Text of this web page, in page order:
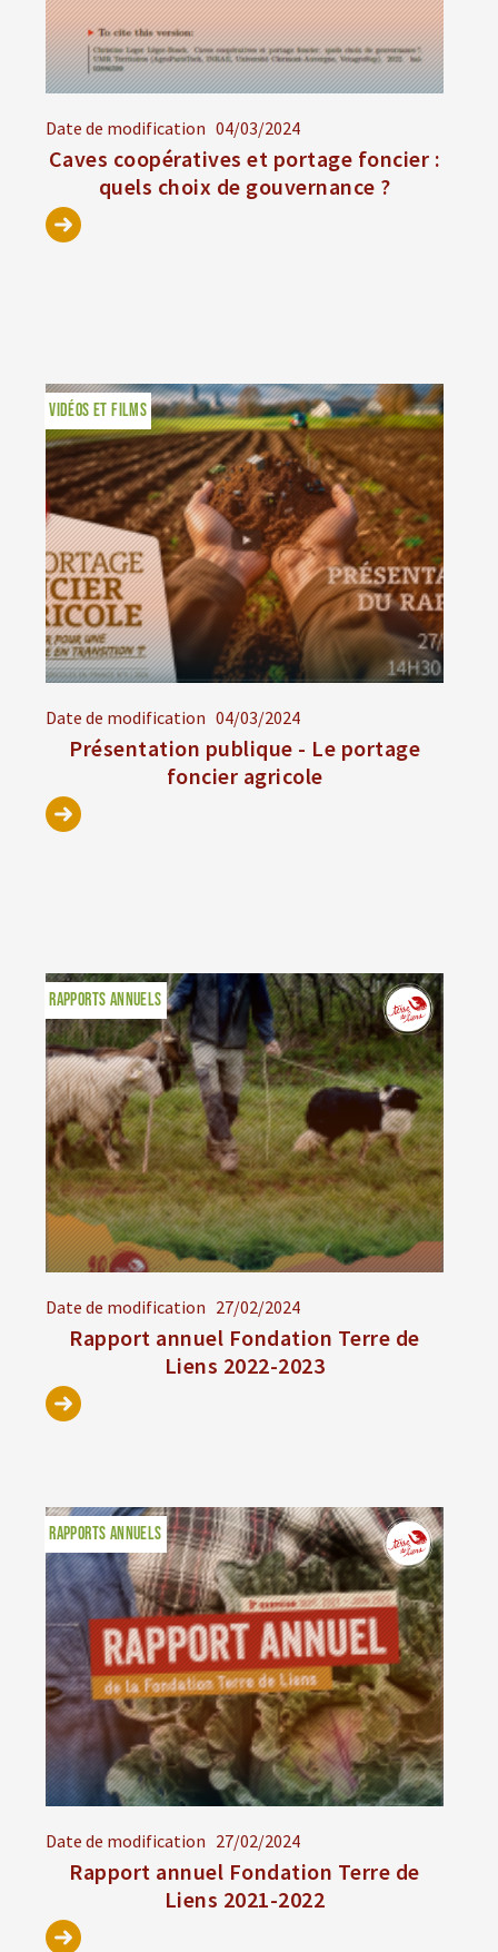
Date de modification 04/03/2024
Caves coopératives et portage foncier :
quels choix de gouvernance ?
Date de modification 04/03/2024
Présentation publique - Le portage
foncier agricole
VIDÉOS ET FILMS
Date de modification 27/02/2024
Rapport annuel Fondation Terre de
Liens 2022-2023
RAPPORTS ANNUELS
Date de modification 27/02/2024
Rapport annuel Fondation Terre de
Liens 2021-2022
RAPPORTS ANNUELS